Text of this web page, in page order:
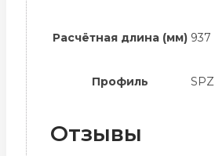
Расчётная длина (мм) 937
Профиль SPZ
Отзывы